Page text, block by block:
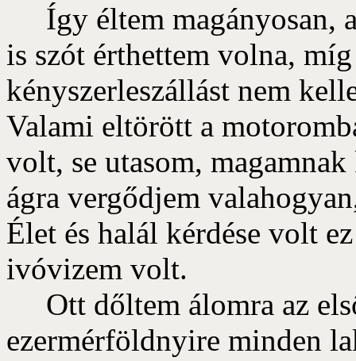
Így éltem magányosan,
is szót érthettem volna,
kényszerleszállást nem
Valami eltörött a
volt, se utasom,
ágra vergődjem
Élet és halál kérdése volt
ivóvizem volt.
Ott dőltem álomra az
ezermérföldnyire minden